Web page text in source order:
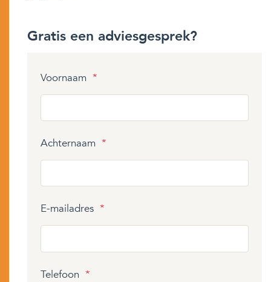
Gratis een adviesgesprek?
Voornaam *
Achternaam *
E-mailadres *
Telefoon *